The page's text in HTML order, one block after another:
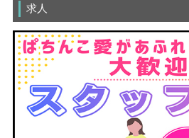
求人